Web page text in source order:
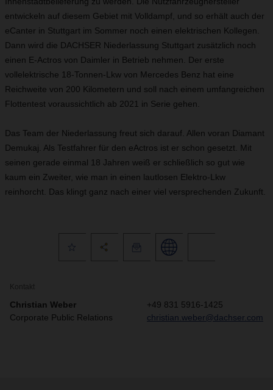
entwickeln auf diesem Gebiet mit Volldampf, und so erhält auch der
eCanter in Stuttgart im Sommer noch einen elektrischen Kollegen.
Dann wird die DACHSER Niederlassung Stuttgart zusätzlich noch
einen E-Actros von Daimler in Betrieb nehmen. Der erste
vollelektrische 18-Tonnen-Lkw von Mercedes Benz hat eine
Reichweite von 200 Kilometern und soll nach einem umfangreichen
Flottentest voraussichtlich ab 2021 in Serie gehen.
Das Team der Niederlassung freut sich darauf. Allen voran Diamant
Demukaj. Als Testfahrer für den eActros ist er schon gesetzt. Mit
seinen gerade einmal 18 Jahren weiß er schließlich so gut wie
kaum ein Zweiter, wie man in einen lautlosen Elektro-Lkw
reinhorcht. Das klingt ganz nach einer viel versprechenden Zukunft.
Kontakt
Christian Weber
Corporate Public Relations
+49 831 5916-1425
christian.weber@dachser.com